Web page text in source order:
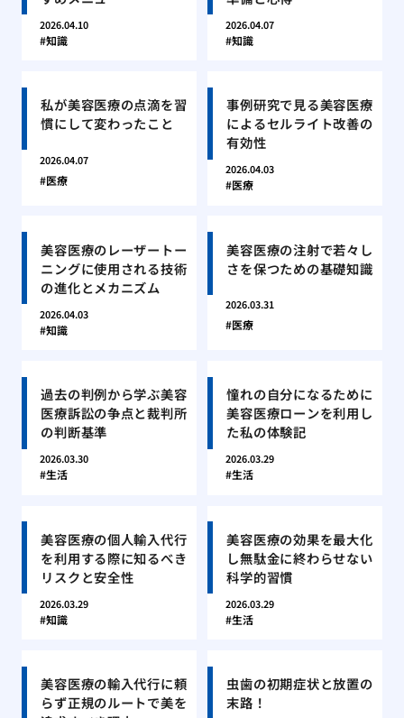
2026.04.10
知識
2026.04.07
知識
私が美容医療の点滴を習
慣にして変わったこと
2026.04.07
医療
事例研究で見る美容医療
によるセルライト改善の
有効性
2026.04.03
医療
美容医療のレーザートー
ニングに使用される技術
の進化とメカニズム
2026.04.03
知識
美容医療の注射で若々し
さを保つための基礎知識
2026.03.31
医療
過去の判例から学ぶ美容
医療訴訟の争点と裁判所
の判断基準
2026.03.30
生活
憧れの自分になるために
美容医療ローンを利用し
た私の体験記
2026.03.29
生活
美容医療の個人輸入代行
を利用する際に知るべき
リスクと安全性
2026.03.29
知識
美容医療の効果を最大化
し無駄金に終わらせない
科学的習慣
2026.03.29
生活
美容医療の輸入代行に頼
らず正規のルートで美を
虫歯の初期症状と放置の
末路！